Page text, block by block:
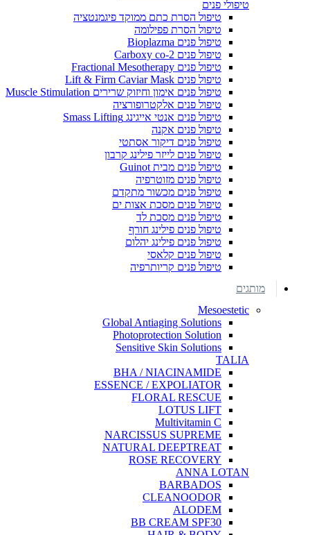
טיפולי פנים
טיפול הסרת כתם ממוקד פיגמנטציה
טיפול הסרת פפילומה
טיפול פנים Bioplazma
טיפול פנים Carboxy co-2
טיפול פנים Fractional Mesotherapy
טיפול פנים Lift & Firm Caviar Mask
טיפול פנים אימון וחיזוק שרירים Muscle Stimulation
טיפול פנים אלקטרופורציה
טיפול פנים אנטי אייגינג Smass Lifting
טיפול פנים אקנה
טיפול פנים דיקור אסתטי
טיפול פנים לייזר פילינג קרבון
טיפול פנים מבית Guinot
טיפול פנים מזוטרפיה
טיפול פנים מכשור מתקדם
טיפול פנים מסכת אצות ים
טיפול פנים מסכת לד
טיפול פנים פילינג חורף
טיפול פנים פילינג יהלום
טיפול פנים קלאסי
טיפול פנים קריותרפיה
מותגים
Mesoestetic
Global Antiaging Solutions
Photoprotection Solution
Sensitive Skin Solutions
TALIA
BHA / NIACINAMIDE
ESSENCE / EXPOLIATOR
FLORAL RESCUE
LOTUS LIFT
Multivitamin C
NARCISSUS SUPREME
NATURAL DEEPTREAT
ROSE RECOVERY
ANNA LOTAN
BARBADOS
CLEANOODOR
ALODEM
BB CREAM SPF30